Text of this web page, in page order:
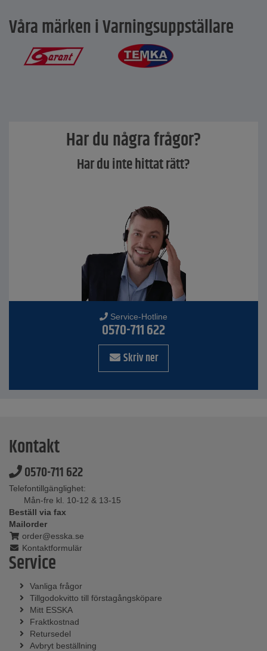
Våra märken i Varningsuppställare
Har du några frågor?
Har du inte hittat rätt?
Service-Hotline
0570-711 622
Skriv ner
Kontakt
0570-711 622
Telefontillgänglighet:
Mån-fre kl. 10-12 & 13-15
Beställ via fax
Mailorder
order@esska.se
Kontaktformulär
Service
Vanliga frågor
Tillgodokvitto till förstagångsköpare
Mitt ESSKA
Fraktkostnad
Retursedel
Avbryt beställning